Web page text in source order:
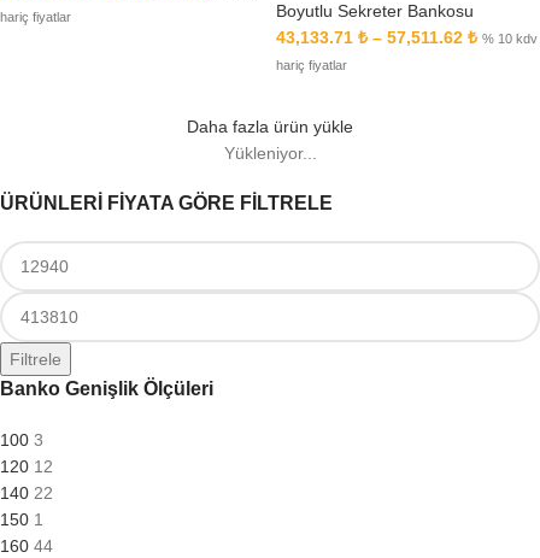
ÜRÜNLERİ FİYATA GÖRE FİLTRELE
Filtrele
Banko Genişlik Ölçüleri
100 3
120 12
140 22
150 1
160 44
hariç fiyatlar
Boyutlu Sekreter Bankosu
43,133.71 ₺ – 57,511.62 ₺ % 10 kdv
hariç fiyatlar
Daha fazla ürün yükle
Yükleniyor...